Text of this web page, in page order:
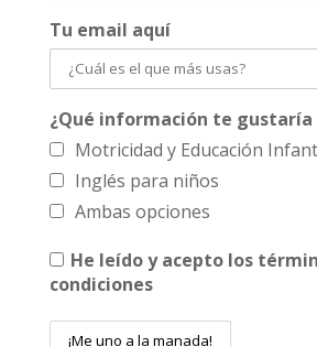
Tu email aquí
¿Qué información te gustaría
Motricidad y Educación
Inglés para niños
Ambas opciones
He leído y acepto los
condiciones